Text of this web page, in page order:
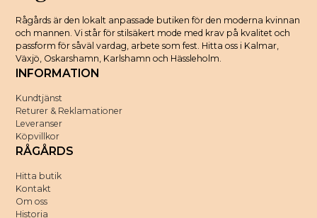
Rågårds är den lokalt anpassade butiken för den moderna kvinnan
och mannen. Vi står för stilsäkert mode med krav på kvalitet och
passform för såväl vardag, arbete som fest. Hitta oss i Kalmar,
Växjö, Oskarshamn, Karlshamn och Hässleholm.
INFORMATION
Kundtjänst
Returer & Reklamationer
Leveranser
Köpvillkor
RÅGÅRDS
Hitta butik
Kontakt
Om oss
Historia